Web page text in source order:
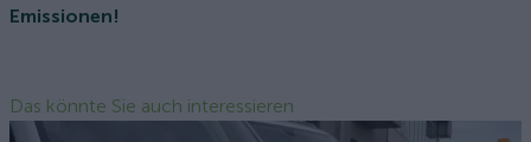
Emissionen!
Das könnte Sie auch interessieren